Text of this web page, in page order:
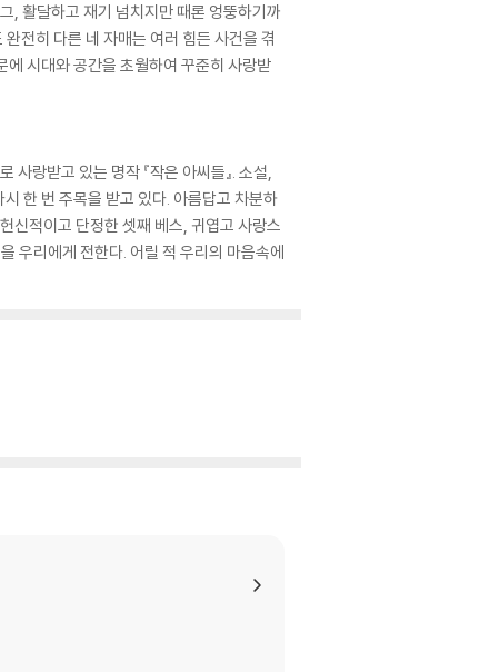
, 활달하고 재기 넘치지만 때론 엉뚱하기까
전히 다른 네 자매는 여러 힘든 사건을 겪
시대와 공간을 초월하여 꾸준히 사랑받
랑받고 있는 명작 『작은 아씨들』. 소설,
한 번 주목을 받고 있다. 아름답고 차분하
신적이고 단정한 셋째 베스, 귀엽고 사랑스
우리에게 전한다. 어릴 적 우리의 마음속에